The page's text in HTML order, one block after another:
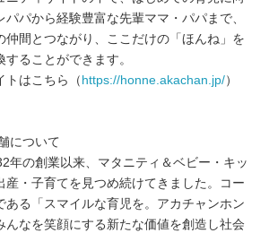
パパから経験豊富な先輩ママ・パパまで、
仲間とつながり、ここだけの「ほんね」を
ることができます。
トはこちら（ https://honne.akachan.jp/）
について
年の創業以来、マタニティ＆ベビー・キッ
産・子育てを見つめ続けてきました。コー
ある「スマイルな育児を。アカチャンホン
んなを笑顔にする新たな価値を創造し社会